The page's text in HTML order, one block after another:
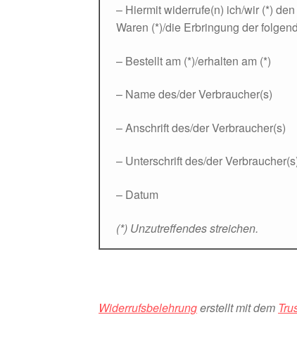
– Hiermit widerrufe(n) ich/wir (*)
Waren (*)/die Erbringung der
– Bestellt am (*)/erhalten am (*)
– Name des/der Verbraucher(s)
– Anschrift des/der Verbraucher(s)
– Unterschrift des/der
– Datum
(*) Unzutreffendes streichen.
Widerrufsbelehrungerstellt mit dem